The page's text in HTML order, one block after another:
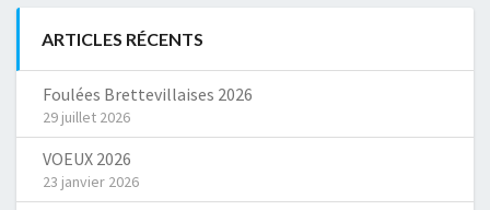
ARTICLES RÉCENTS
Foulées Brettevillaises 2026
29 juillet 2026
VOEUX 2026
23 janvier 2026